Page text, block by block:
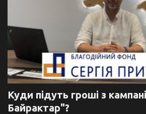
Куди підуть гроші з
Байрактар"?